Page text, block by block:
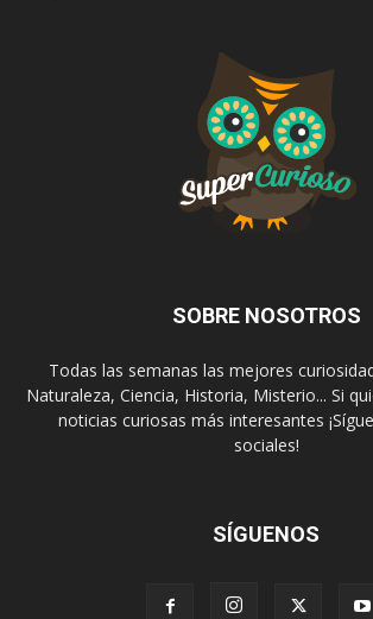
SOBRE NOSOTROS
Todas las semanas las mejores
Naturaleza, Ciencia, Historia, Misterio... Si
noticias curiosas más interesantes
sociales!
SÍGUENOS